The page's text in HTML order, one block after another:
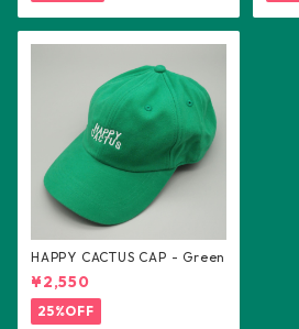
HAPPY CACTUS CAP - Green
¥2,550
25%OFF